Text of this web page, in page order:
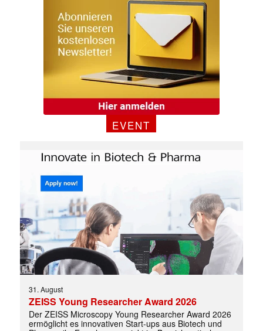
Mit dem |transkript-Newsletter
jede Woche aktuell informiert.
EVENT
31. August
ZEISS Young Researcher Award 2026
Der ZEISS Microscopy Young Researcher Award 2026
ermöglicht es innovativen Start-ups aus Biotech und